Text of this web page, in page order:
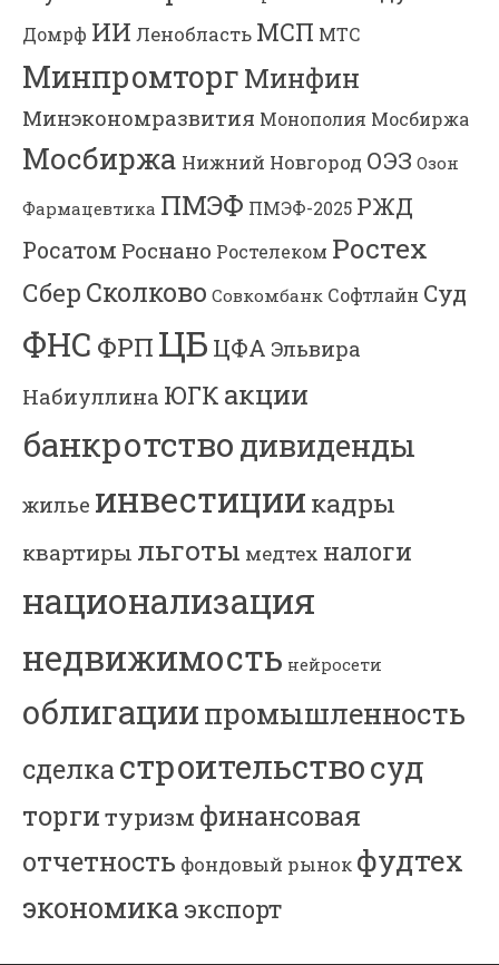
Домрф ИИ Ленобласть МСП МТС
МинпромторгМинфин
Минэкономразвития Монополия Мосбиржа
Мосбиржа Нижний Новгород ОЭЗ Озон
Фармацевтика ПМЭФ ПМЭФ-2025 РЖД
Росатом Роснано Ростелеком Ростех
Сбер Сколково Совкомбанк Софтлайн Суд
ФНС ФРП ЦБ ЦФА Эльвира
Набиуллина ЮГК акции
банкротство дивиденды
жилье инвестиции кадры
квартиры льготы медтех налоги
национализация
недвижимость нейросети
облигациипромышленность
сделкастроительствосуд
торгитуризм финансовая
отчетность фондовый рынок фудтех
экономика экспорт